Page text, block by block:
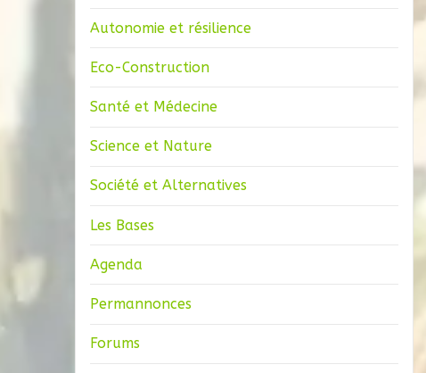
Autonomie et résilience
Eco-Construction
Santé et Médecine
Science et Nature
Société et Alternatives
Les Bases
Agenda
Permannonces
Forums